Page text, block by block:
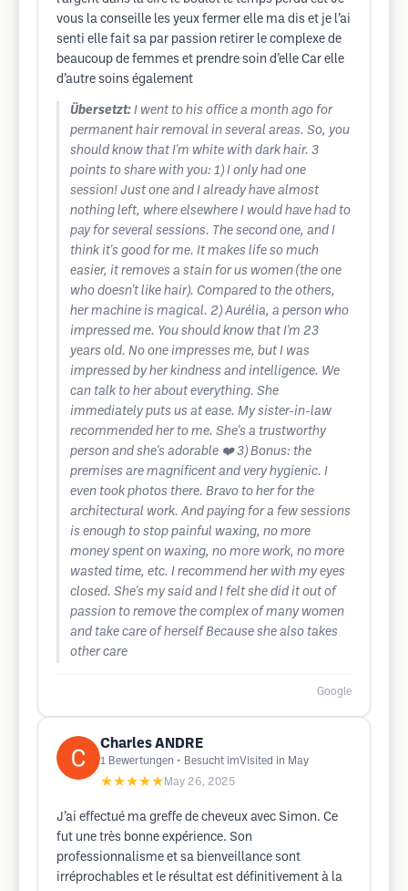
vous la conseille les yeux fermer elle ma dis et je l’ai
senti elle fait sa par passion retirer le complexe de
beaucoup de femmes et prendre soin d’elle Car elle
d’autre soins également
Übersetzt: I went to his office a month ago for
permanent hair removal in several areas. So, you
should know that I'm white with dark hair. 3
points to share with you: 1) I only had one
session! Just one and I already have almost
nothing left, where elsewhere I would have had to
pay for several sessions. The second one, and I
think it's good for me. It makes life so much
easier, it removes a stain for us women (the one
who doesn't like hair). Compared to the others,
her machine is magical. 2) Aurélia, a person who
impressed me. You should know that I'm 23
years old. No one impresses me, but I was
impressed by her kindness and intelligence. We
can talk to her about everything. She
immediately puts us at ease. My sister-in-law
recommended her to me. She's a trustworthy
person and she's adorable ❤️ 3) Bonus: the
premises are magnificent and very hygienic. I
even took photos there. Bravo to her for the
architectural work. And paying for a few sessions
is enough to stop painful waxing, no more
money spent on waxing, no more work, no more
wasted time, etc. I recommend her with my eyes
closed. She's my said and I felt she did it out of
passion to remove the complex of many women
and take care of herself Because she also takes
other care
Google
Charles ANDRE
1 Bewertungen • Besucht imVisited in May
★★★★★ May 26, 2025
J’ai effectué ma greffe de cheveux avec Simon. Ce
fut une très bonne expérience. Son
professionnalisme et sa bienveillance sont
irréprochables et le résultat est définitivement à la